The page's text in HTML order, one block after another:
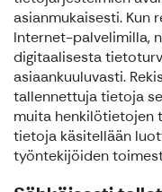
asianmukaisesti. Kun
Internet-palvelimilla,
digitaalisesta
asiaankuuluvasti.
tallennettuja tietoja
muita henkilötietojen
tietoja käsitellään
työntekijöiden